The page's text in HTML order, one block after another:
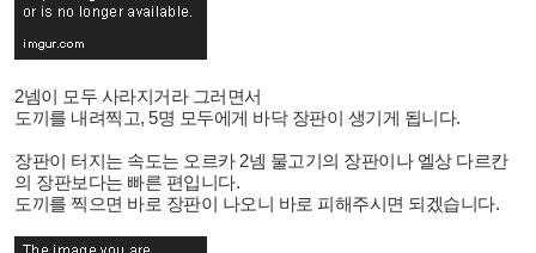
2넴이 모두 사라지거라 그러면서
도끼를 내려찍고, 5명 모두에게 바닥 장판이 생기게 됩니다.
장판이 터지는 속도는 오르카 2넴 물고기의 장판이나 엘상 다르칸
의 장판보다는 빠른 편입니다.
도끼를 찍으면 바로 장판이 나오니 바로 피해주시면 되겠습니다.